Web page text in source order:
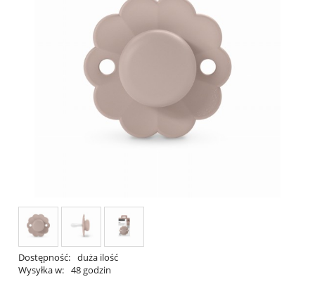
Dostępność: duża ilość
Wysyłka w: 48 godzin